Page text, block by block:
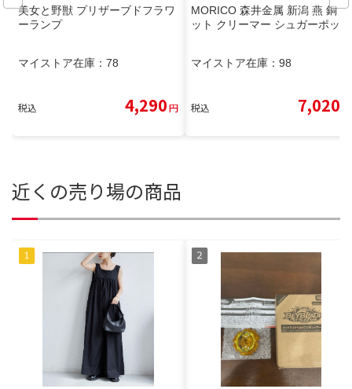
美女と野獣 プリザーブドフラワ
ーランプ
マイストア在庫： 78
税込 4,290円
MORICO 森井金属 新潟 燕 銅 ポ
ット クリーマー シュガーポット
マイストア在庫： 98
税込 7,020
近くの売り場の商品